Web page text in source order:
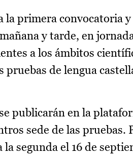
la primera convocatoria
y tarde, en
a los ámbitos
pruebas de lengua
publicarán en la
sede de las pruebas.
segunda el 16 de